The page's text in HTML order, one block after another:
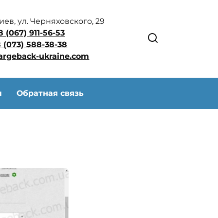
ул. Черняховского, 29
(067) 911-56-53
(073) 588-38-38
ukraine.com
Обратная связь